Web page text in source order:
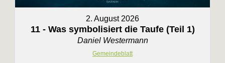
2. August 2026
11 - Was symbolisiert die Taufe (Teil 1)
Daniel Westermann
Gemeindeblatt